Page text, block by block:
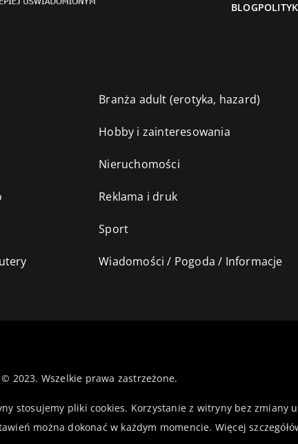
BLOG
Branża adult (erotyka, hazard)
Hobby i zainteresowania
Nieruchomości
Reklama i druk
Sport
Wiadomości / Pogoda / Informacje
2023. Wszelkie prawa zastrzeżone.
stosujemy pliki cookies. Korzystanie z witryny bez zmiany
można dokonać w każdym momencie. Więcej